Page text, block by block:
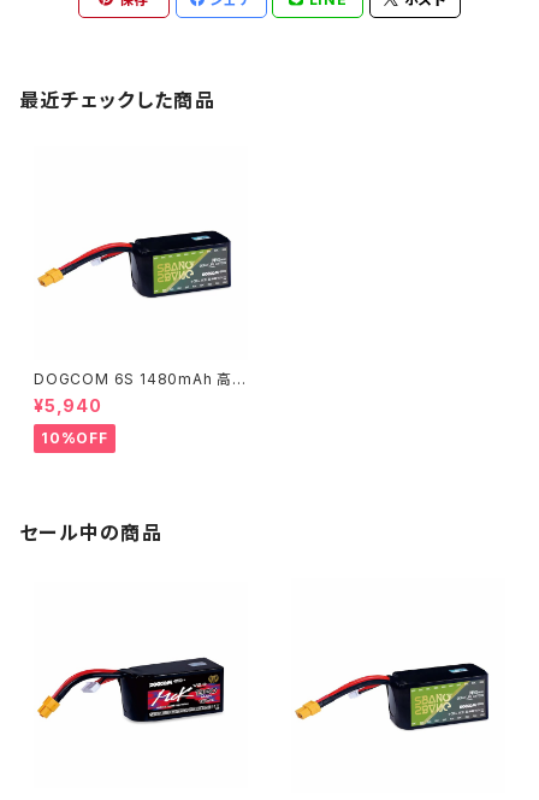
最近チェックした商品
DOGCOM 6S 1480mAh 高出
力レース用 DOGCOM 1480m
Ah 150C 6S 22.2V lipo batt
ery - SBANG EDITION
¥5,940
10%OFF
セール中の商品